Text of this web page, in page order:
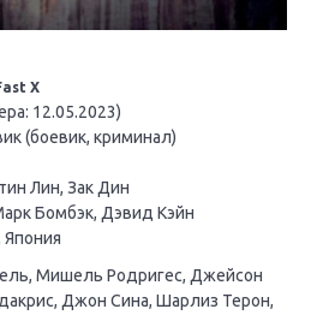
X
12.05.2023)
(боевик, криминал)
Лин, Зак Дин
Бомбэк, Дэвид Кэйн
Мишель Родригес, Джейсон
Джон Сина, Шарлиз Терон,